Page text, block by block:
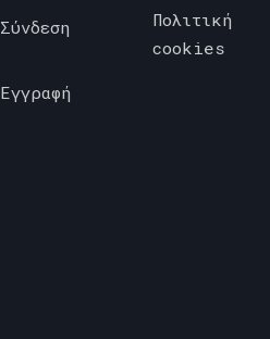
Σύνδεση
Εγγραφή
Πολιτική
cookies